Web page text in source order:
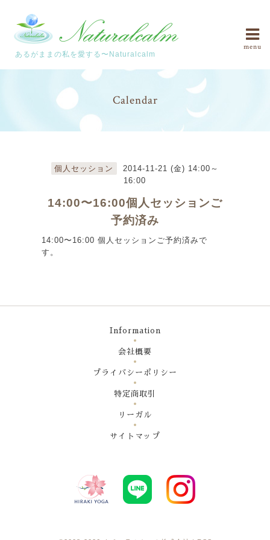
あるがままの私を愛する〜Naturalcalm
menu
Calendar
個人セッション
2014-11-21 (金) 14:00～
16:00
14:00〜16:00個人セッションご
予約済み
14:00〜16:00 個人セッションご予約済みで
す。
Information
会社概要
プライバシーポリシー
特定商取引
リーガル
サイトマップ